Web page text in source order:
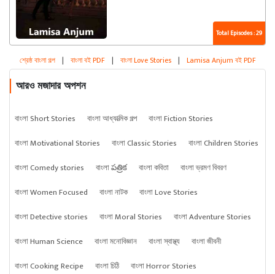
Total Episodes : 29
শ্রেষ্ঠ বাংলা গল্প | বাংলা বই PDF | বাংলা Love Stories | Lamisa Anjum বই PDF
আরও মজাদার অপশন
বাংলা Short Stories বাংলা আধ্যাত্মিক গল্প
বাংলা Fiction Stories
বাংলা Motivational Stories
বাংলা Classic Stories
বাংলা Children Stories
বাংলা Comedy stories
বাংলা పత్రిక বাংলা কবিতা
বাংলা ভ্রমণ বিবরণ
বাংলা Women Focused
বাংলা নাটক
বাংলা Love Stories
বাংলা Detective stories
বাংলা Moral Stories
বাংলা Adventure Stories
বাংলা Human Science
বাংলা মনোবিজ্ঞান বাংলা স্বাস্থ্য
বাংলা জীবনী
বাংলা Cooking Recipe
বাংলা চিঠি বাংলা Horror Stories